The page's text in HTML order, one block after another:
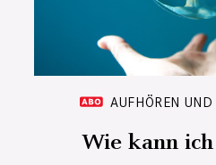
AUFHÖREN
Wie kann